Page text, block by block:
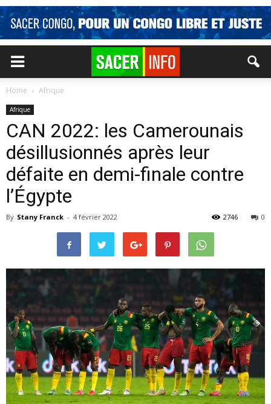
Home Afrique
Afrique
CAN 2022: les Camerounais
désillusionnés après leur
défaite en demi-finale contre
l’Égypte
By Stany Franck - 4 février 2022 0
2746